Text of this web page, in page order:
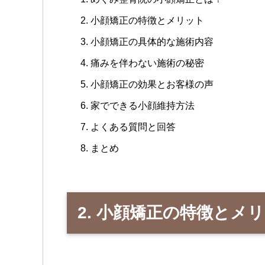
小顔矯正の特徴とメリット
小顔矯正の具体的な施術内容
痛みを伴わない施術の秘密
小顔矯正の効果とお客様の声
家でできる小顔維持方法
よくある質問と回答
まとめ
2. 小顔矯正の特徴とメ